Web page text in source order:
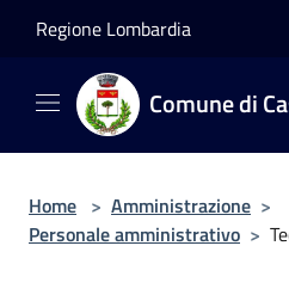
Regione Lombardia
Comune di
Home > Amministrazione >
Personale amministrativo >